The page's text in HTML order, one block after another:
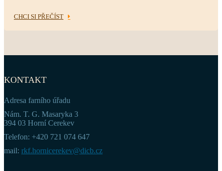
CHCI SI PŘEČÍST
KONTAKT
Adresa farního úřadu
Nám. T. G. Masaryka 3
394 03 Horní Cerekev
Telefon: +420 721 074 647
mail: rkf.hornicerekev@dicb.cz